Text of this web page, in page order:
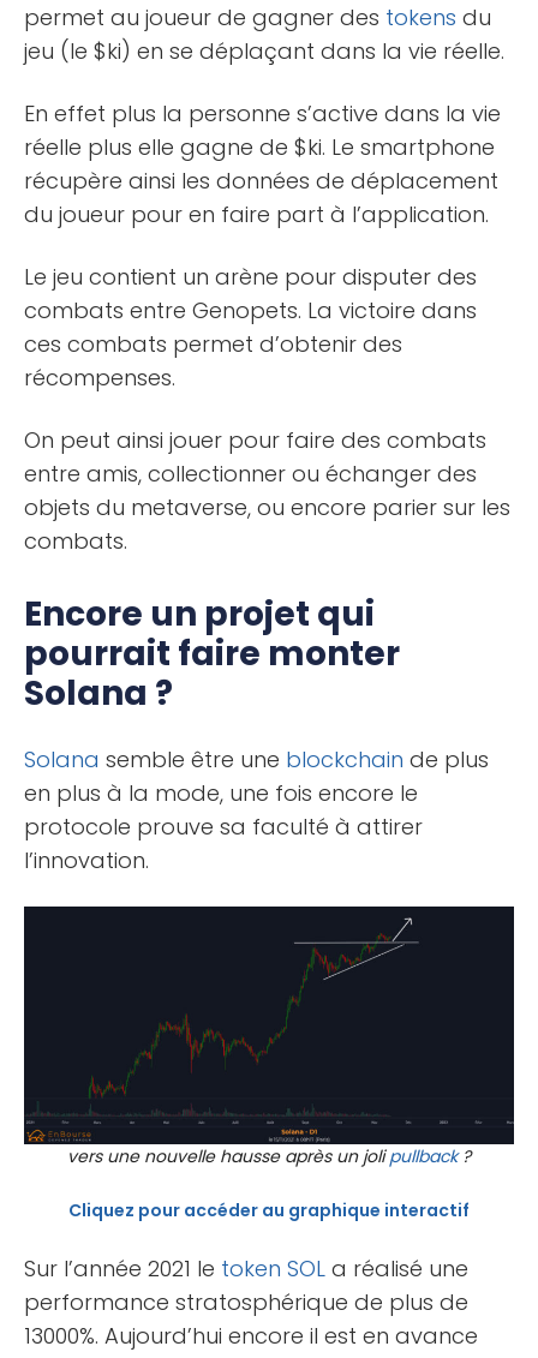
permet au joueur de gagner des tokens du
jeu (le $ki) en se déplaçant dans la vie réelle.
En effet plus la personne s’active dans la vie
réelle plus elle gagne de $ki. Le smartphone
récupère ainsi les données de déplacement
du joueur pour en faire part à l’application.
Le jeu contient un arène pour disputer des
combats entre Genopets. La victoire dans
ces combats permet d’obtenir des
récompenses.
On peut ainsi jouer pour faire des combats
entre amis, collectionner ou échanger des
objets du metaverse, ou encore parier sur les
combats.
Encore un projet qui
pourrait faire monter
Solana ?
Solana semble être une blockchain de plus
en plus à la mode, une fois encore le
protocole prouve sa faculté à attirer
l’innovation.
vers une nouvelle hausse après un jolipullback?
Cliquez pour accéder au graphique interactif
Sur l’année 2021 le token SOL a réalisé une
performance stratosphérique de plus de
13000%. Aujourd’hui encore il est en avance